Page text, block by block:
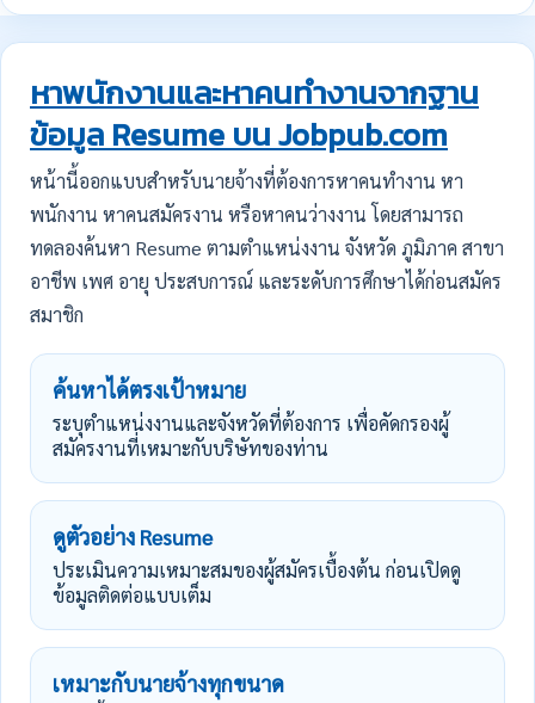
หาพนักงานและหาคนทำงานจากฐาน
ข้อมูล Resume บน Jobpub.com
หน้านี้ออกแบบสำหรับนายจ้างที่ต้องการหาคนทำงาน หา
พนักงาน หาคนสมัครงาน หรือหาคนว่างงาน โดยสามารถ
ทดลองค้นหา Resume ตามตำแหน่งงาน จังหวัด ภูมิภาค สาขา
อาชีพ เพศ อายุ ประสบการณ์ และระดับการศึกษาได้ก่อนสมัคร
สมาชิก
ค้นหาได้ตรงเป้าหมาย
ระบุตำแหน่งงานและจังหวัดที่ต้องการ เพื่อคัดกรองผู้
สมัครงานที่เหมาะกับบริษัทของท่าน
ดูตัวอย่าง Resume
ประเมินความเหมาะสมของผู้สมัครเบื้องต้น ก่อนเปิดดู
ข้อมูลติดต่อแบบเต็ม
เหมาะกับนายจ้างทุกขนาด